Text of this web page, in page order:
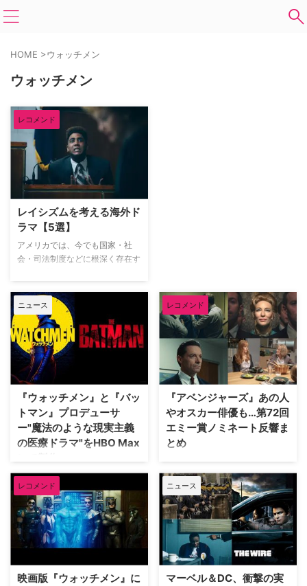
HOME >ウォッチメン
ウォッチメン
レコメンド
レイシズムを考える海外ド
ラマ【5選】
アメリカでは、今でも国家・社
会・司法制度などに根深く存在す
降、“#Black Lives Matter”など
SNSなどでも人種差別抗議運動を
目にすることが増えたが、日本に
住んでいると他人事のように感じ
てしまう人も多いのではないだろ
うか。 ここでは、アメリカにお
ける人種差別の歴史や現状を知
り、考えるきっかけになる海外ド
ラマ作品を厳選して紹介する。
『ボクらを見る目』 アメリカで
もっとも知られた冤罪事件のうち
のひとつ「セントラルパーク・フ
ァイブ」と呼ば …
ニュース
『ウォッチメン』と『バッ
トマン』プロデューサ
ー"魔法のような現実主義
の医療ドラマ"をHBO Max
にて製作
アクションドラマ『ウォッチメ
ン』『LEFTOVERS／残された世
界』のショーランナーであるデイ
モン・リンデロフと、ロバート・
パティンソン（『TENET テネッ
ト』）主演『ザ・バットマン』
を組み、イギリスで高い評価を得
レコメンド
『アベンジャーズ』あの人
やオスカー俳優も…第72回
エミー賞ノミネート反響ま
とめ
7月28日（火）に発表された第72
回エミー賞ノミネート。本年度は
ドラマ＆コメディ・シリーズ部門
の候補枠を最大で8つに拡大する
など複数のルール変更がなされた
中、これまで以上に多彩な顔ぶれ
が揃った。『ベター・コール・ソ
ウル』や『THIS IS US』のスタ
ーがダブルノミネートを果たし、
レコメンド
映画版『ウォッチメン』に
ニュース
マーベル＆DC、衝撃の実